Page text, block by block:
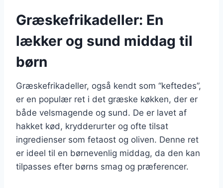
Græskefrikadeller: En
lækker og sund middag til
børn
Græskefrikadeller, også kendt som “keftedes”,
er en populær ret i det græske køkken, der er
både velsmagende og sund. De er lavet af
hakket kød, krydderurter og ofte tilsat
ingredienser som fetaost og oliven. Denne ret
er ideel til en børnevenlig middag, da den kan
tilpasses efter børns smag og præferencer.